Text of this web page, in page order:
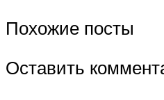
Похожие посты
Оставить